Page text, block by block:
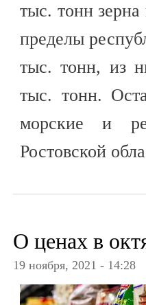
тыс. тонн зерна
пределы
тыс. тонн, из
тыс. тонн.
морские и
Ростовской
О ценах в
19 ноября, 2021 - 14:28